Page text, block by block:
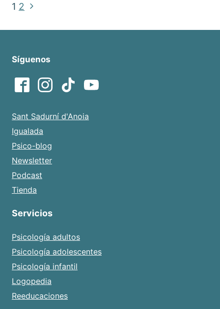
aparente
Navegación
de
página
1 2 Siguiente
Síguenos
Sant Sadurní d'Anoia
Igualada
Psico-blog
Newsletter
Podcast
Tienda
Servicios
Psicología adultos
Psicología adolescentes
Psicología infantil
Logopedia
Reeducaciones